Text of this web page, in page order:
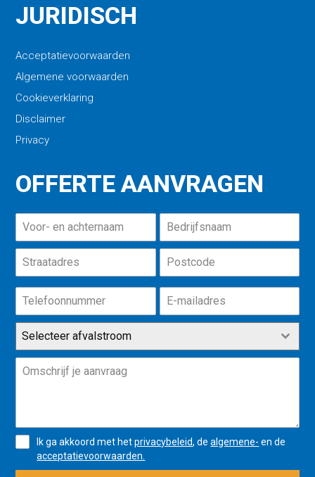
JURIDISCH
Acceptatievoorwaarden
Algemene voorwaarden
Cookieverklaring
Disclaimer
Privacy
OFFERTE AANVRAGEN
Selecteer afvalstroom
Ik ga akkoord met hetprivacybeleid, dealgemene- en de
acceptatievoorwaarden.